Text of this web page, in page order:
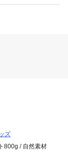
ズ
800g / 自然素材